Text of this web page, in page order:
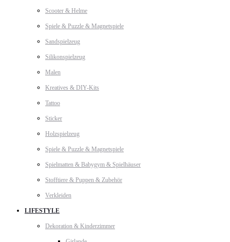
Scooter & Helme
Spiele & Puzzle & Magnetspiele
Sandspielzeug
Silikonspielzeug
Malen
Kreatives & DIY-Kits
Tattoo
Sticker
Holzspielzeug
Spiele & Puzzle & Magnetspiele
Spielmatten & Babygym & Spielhäuser
Stofftiere & Puppen & Zubehör
Verkleiden
LIFESTYLE
Dekoration & Kinderzimmer